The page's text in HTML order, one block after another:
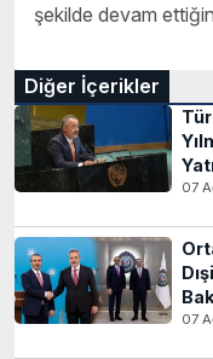
şekilde devam
Diğer İçerikler
07
07